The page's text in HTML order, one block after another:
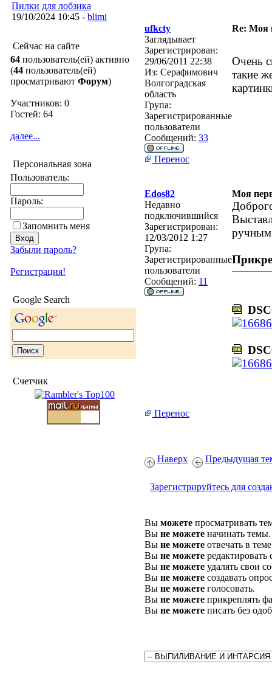
Пилки для лобзика
19/10/2024 10:45 - blimi
Сейчас на сайте
64 пользователь(ей) активно
(44 пользователь(ей)
просматривают Форум)
Участников: 0
Гостей: 64
далее...
Персональная зона
Пользователь:
Пароль:
Запомнить меня
Забыли пароль?
Регистрация!
Google Search
Счетчик
ufkcty
Re: Моя
Заглядывает
Зарегистрирован:
29/06/2011 22:38
Из: Серафимович
Волгоградская
область
Група:
Зарегистрированные
пользователи
Сообщений: 33
Очень
такие
Перенос
Edos82
Моя
Недавно
подключившийся
Зарегистрирован:
12/03/2012 1:27
Група:
Зарегистрированные
пользователи
Сообщений: 11
ручным
Перенос
Наверх Предыдущая
Зарегистрируйтесь для
Вы можете просматривать
Вы не можете начинать темы.
Вы не можете отвечать в
Вы не можете
Вы не можете удалять свои
Вы не можете создавать
Вы не можете голосовать.
Вы не можете прикреплять
Вы не можете писать без